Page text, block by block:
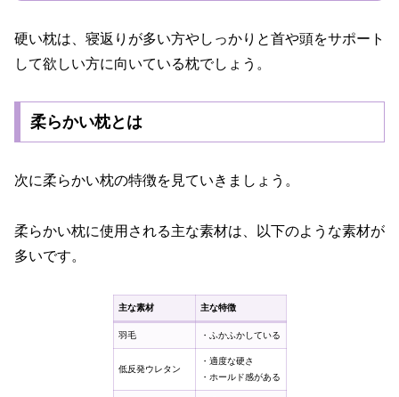
硬い枕は、寝返りが多い方やしっかりと首や頭をサポート
して欲しい方に向いている枕でしょう。
柔らかい枕とは
次に柔らかい枕の特徴を見ていきましょう。
柔らかい枕に使用される主な素材は、以下のような素材が
多いです。
主な素材 主な特徴
羽毛 ・ふかふかしている
低反発ウレタン
・適度な硬さ
・ホールド感がある